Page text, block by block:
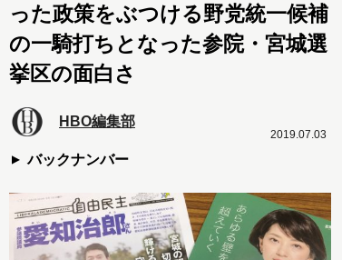
った政策をぶつける野党統一候補
の一騎打ちとなった参院・宮城選
挙区の面白さ
HBO編集部
バックナンバー
2019.07.03